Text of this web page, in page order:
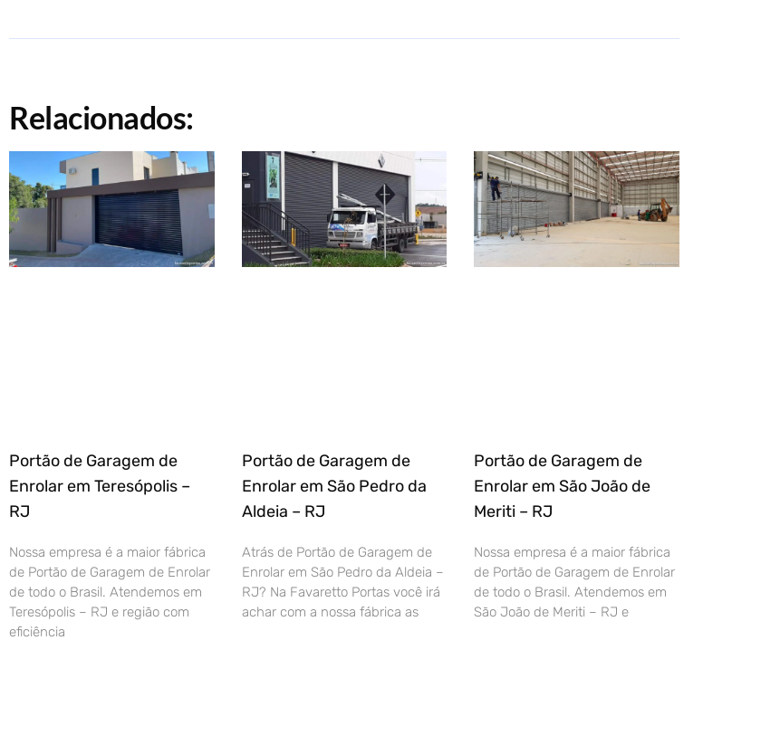
Relacionados:
Portão de Garagem de
Enrolar em Teresópolis –
RJ
Nossa empresa é a maior fábrica
de Portão de Garagem de Enrolar
de todo o Brasil. Atendemos em
Teresópolis – RJ e região com
eficiência
Portão de Garagem de
Enrolar em São Pedro da
Aldeia – RJ
Atrás de Portão de Garagem de
Enrolar em São Pedro da Aldeia –
RJ? Na Favaretto Portas você irá
achar com a nossa fábrica as
Portão de Garagem de
Enrolar em São João de
Meriti – RJ
Nossa empresa é a maior fábrica
de Portão de Garagem de Enrolar
de todo o Brasil. Atendemos em
São João de Meriti – RJ e